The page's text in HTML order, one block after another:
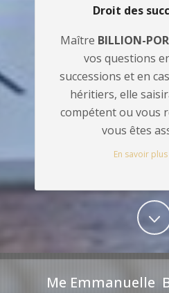
Droit des
Maître BILLION-
vos questions
successions et en
héritiers, elle
compétent ou vous
vous êtes
En savoir plus
Me Emmanuelle